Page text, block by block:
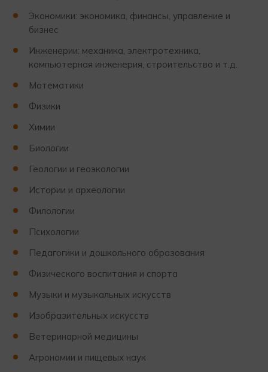
Экономики: экономика, финансы, управление и
бизнес
Инженерии: механика, электротехника,
компьютерная инженерия, строительство и т.д.
Математики
Физики
Химии
Биологии
Геологии и геоэкологии
Истории и археологии
Филологии
Психологии
Педагогики и дошкольного образования
Физического воспитания и спорта
Музыки и музыкальных искусств
Изобразительных искусств
Ветеринарной медицины
Агрономии и пищевых наук